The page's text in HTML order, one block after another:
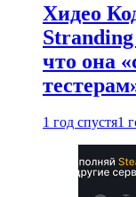
Хидео
что она
1 год спустя1